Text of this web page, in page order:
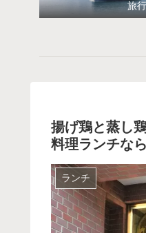
旅
揚げ鶏と蒸し
料理ランチな
ランチ